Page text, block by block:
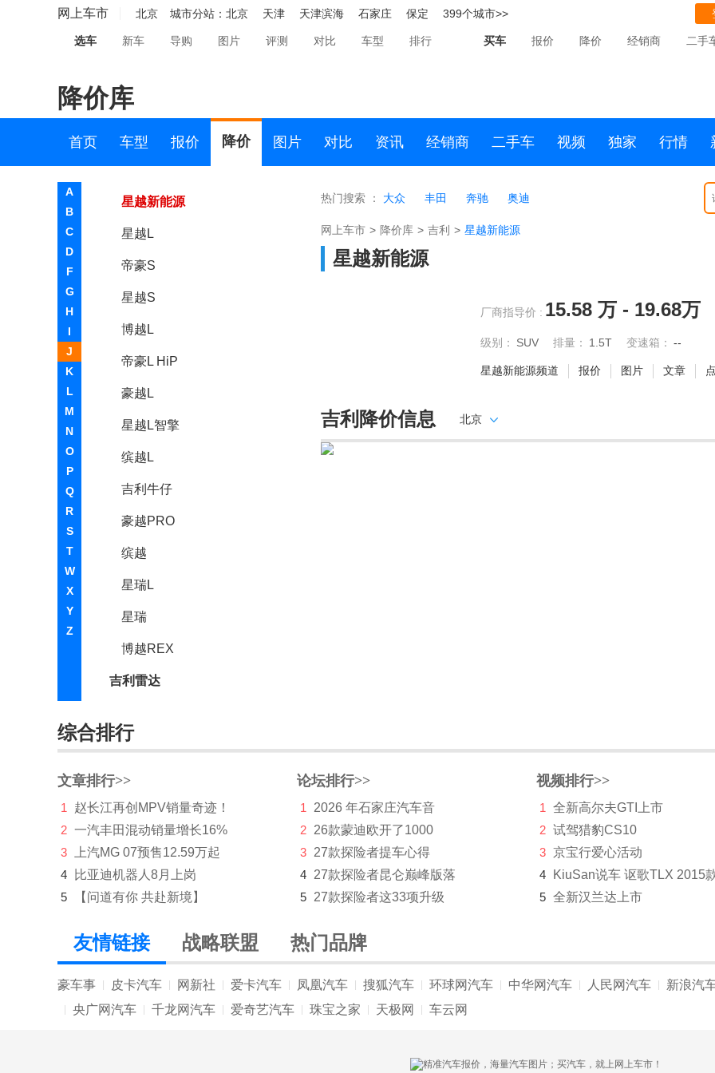
网上车市 北京 城市分站： 北京 天津 天津滨海 石家庄 保定 399个城市>>
选车 新车 导购 图片 评测 对比 车型 排行 买车 报价 降价 经销商 二手
降价库
首页 车型 报价 降价 图片 对比 资讯 经销商 二手车 视频 独家 行情
A
B
C
D
F
G
H
I
J
K
L
M
N
O
P
Q
R
S
T
W
X
Y
Z
帝豪GSe
缤瑞
嘉际
星越
嘉际新能源
星越新能源
星越L
帝豪S
星越S
博越L
帝豪L HiP
豪越L
星越L智擎
缤越L
吉利牛仔
豪越PRO
缤越
星瑞L
星瑞
博越REX
吉利雷达
雷达金刚
吉利几何
吉利银河
金杯
极石
K
凯迪拉克
凯翼
L
热门搜索 ： 大众 丰田 奔驰 奥迪
网上车市 > 降价库 > 吉利 > 星越新能源
星越新能源
厂商指导价 : 15.58 万 - 19.68万
级别： SUV 排量： 1.5T 变速箱： --
星越新能源频道 报价 图片 文章
吉利降价信息 北京
综合排行
文章排行>>
1
赵长江再创MPV销量奇迹！
2 一汽丰田混动销量增长16%
3
上汽MG 07预售12.59万起
4
比亚迪机器人8月上岗
5
【问道有你 共赴新境】
论坛排行>>
1
2026 年石家庄汽车音
2 26款蒙迪欧开了1000
3 27款探险者提车心得
4 27款探险者昆仑巅峰版落
5 27款探险者这33项升级
视频排行>>
1
全新高尔夫GTI上市
2 试驾猎豹CS10
3 京宝行爱心活动
4
KiuSan说车 讴歌TLX 2015
5 全新汉兰达上市
友情链接 战略联盟 热门品牌
豪车事 皮卡汽车 网新社 爱卡汽车 凤凰汽车 搜狐汽车 环球网汽车 中华网汽车 人民网汽车 新浪汽
央广网汽车 千龙网汽车 爱奇艺汽车 珠宝之家 天极网 车云网